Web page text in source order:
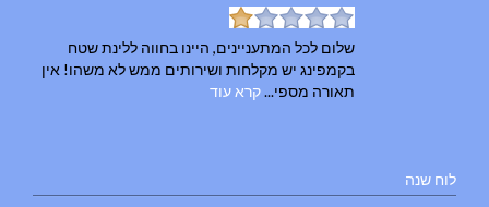
שלום לכל המתעניינים, היינו בחווה ללינת שטח
בקמפינג יש מקלחות ושירותים ממש לא משהו! אין
תאורה מספי...קרא עוד
לוח שנה